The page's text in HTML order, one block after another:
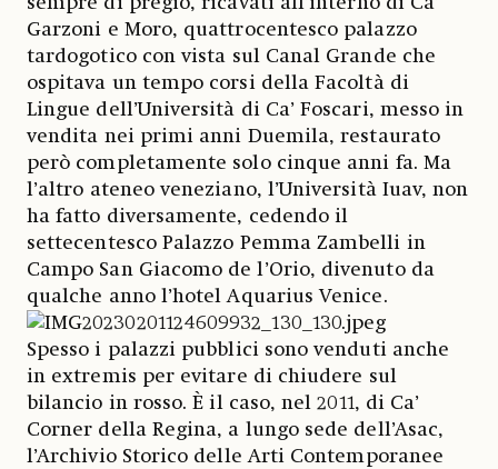
Garzoni e Moro, quattrocentesco palazzo
tardogotico con vista sul Canal Grande che
ospitava un tempo corsi della Facoltà di
Lingue dell’Università di Ca’ Foscari, messo in
vendita nei primi anni Duemila, restaurato
però completamente solo cinque anni fa. Ma
l’altro ateneo veneziano, l’Università Iuav, non
ha fatto diversamente, cedendo il
settecentesco Palazzo Pemma Zambelli in
Campo San Giacomo de l’Orio, divenuto da
qualche anno l’hotel Aquarius Venice.
Spesso i palazzi pubblici sono venduti anche
in extremis per evitare di chiudere sul
bilancio in rosso. È il caso, nel 2011, di Ca’
Corner della Regina, a lungo sede dell’Asac,
l’Archivio Storico delle Arti Contemporanee